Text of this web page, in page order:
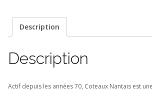
Description
Description
Actif depuis les années 70, Coteaux Nantais est